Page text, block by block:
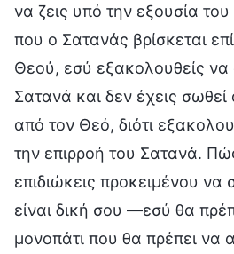
να ζεις υπό την εξουσία
που ο Σατανάς βρίσκεται
Θεού, εσύ εξακολουθείς να
Σατανά και δεν έχεις
από τον Θεό, διότι
την επιρροή του Σατανά.
επιδιώκεις προκειμένου να
είναι δική σου —εσύ θα
μονοπάτι που θα πρέπει να